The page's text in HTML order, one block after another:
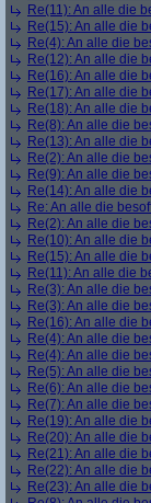
Re(11): An alle die
Re(15): An alle die
Re(4): An alle die
Re(12): An alle die
Re(16): An alle die
Re(17): An alle die
Re(18): An alle die
Re(8): An alle die
Re(13): An alle die
Re(2): An alle die
Re(9): An alle die
Re(14): An alle die
Re: An alle die
Re(2): An alle die
Re(10): An alle die
Re(15): An alle die
Re(11): An alle die
Re(3): An alle die
Re(3): An alle die
Re(16): An alle die
Re(4): An alle die
Re(4): An alle die
Re(5): An alle die
Re(6): An alle die
Re(7): An alle die
Re(19): An alle die
Re(20): An alle die
Re(21): An alle die
Re(22): An alle die
Re(23): An alle die